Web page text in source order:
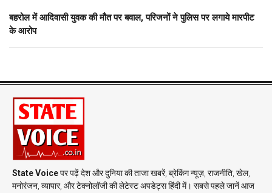
बहरोल में आदिवासी युवक की मौत पर बवाल, परिजनों ने पुलिस पर लगाये मारपीट
के आरोप
State Voiceपर पढ़ें देश और दुनिया की ताजा खबरें, ब्रेकिंग न्यूज़, राजनीति, खेल,
मनोरंजन, व्यापार, और टेक्नोलॉजी की लेटेस्ट अपडेट्स हिंदी में। सबसे पहले जानें आज